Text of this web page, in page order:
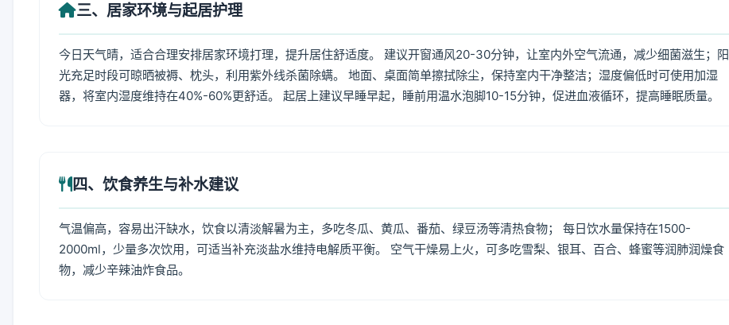
三、居家环境与起居护理
今日天气晴，适合合理安排居家环境打理，提升居住舒适度。 建议开窗通风20-30分钟，让室内外空气流通，减少细菌滋生；阳
光充足时段可晾晒被褥、枕头，利用紫外线杀菌除螨。 地面、桌面简单擦拭除尘，保持室内干净整洁；湿度偏低时可使用加湿
器，将室内湿度维持在40%-60%更舒适。 起居上建议早睡早起，睡前用温水泡脚10-15分钟，促进血液循环，提高睡眠质量。
四、饮食养生与补水建议
气温偏高，容易出汗缺水，饮食以清淡解暑为主，多吃冬瓜、黄瓜、番茄、绿豆汤等清热食物； 每日饮水量保持在1500-
2000ml，少量多次饮用，可适当补充淡盐水维持电解质平衡。 空气干燥易上火，可多吃雪梨、银耳、百合、蜂蜜等润肺润燥食
物，减少辛辣油炸食品。